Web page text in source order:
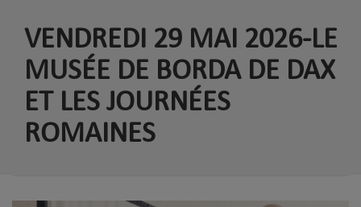
VENDREDI 29 MAI 2026-LE
MUSÉE DE BORDA DE DAX
ET LES JOURNÉES
ROMAINES